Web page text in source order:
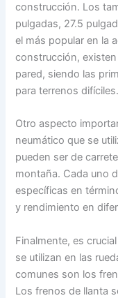
construcción. Los
pulgadas, 27.5
el más popular en la
construcción,
pared, siendo las
para terrenos difíciles.
Otro aspecto
neumático que se
pueden ser de
montaña. Cada uno
específicas en
y rendimiento en
Finalmente, es
se utilizan en las
comunes son los
Los frenos de llanta